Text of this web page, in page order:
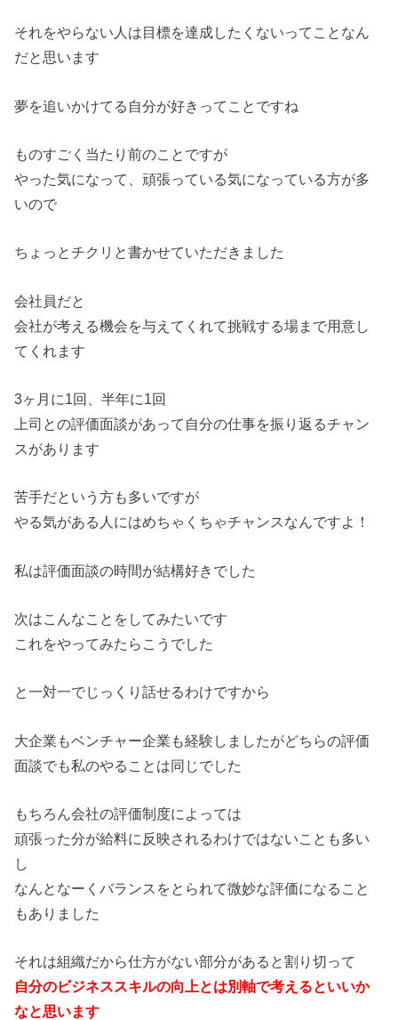
それをやらない人は目標を達成したくないってことなん
だと思います
夢を追いかけてる自分が好きってことですね
ものすごく当たり前のことですが
やった気になって、頑張っている気になっている方が多
いので
ちょっとチクリと書かせていただきました
会社員だと
会社が考える機会を与えてくれて挑戦する場まで用意し
てくれます
3ヶ月に1回、半年に1回
上司との評価面談があって自分の仕事を振り返るチャン
スがあります
苦手だという方も多いですが
やる気がある人にはめちゃくちゃチャンスなんですよ！
私は評価面談の時間が結構好きでした
次はこんなことをしてみたいです
これをやってみたらこうでした
と一対一でじっくり話せるわけですから
大企業もベンチャー企業も経験しましたがどちらの評価
面談でも私のやることは同じでした
もちろん会社の評価制度によっては
頑張った分が給料に反映されるわけではないことも多い
し
なんとなーくバランスをとられて微妙な評価になること
もありました
それは組織だから仕方がない部分があると割り切って
自分のビジネススキルの向上とは別軸で考えるといいか
なと思います